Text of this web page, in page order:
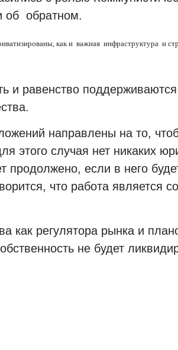
об обратном.
как и важная инфраструктура и
и равенство
направлены на то,
этого случая нет никаких
продолжено, если в него
что работа является
как регулятора рынка и
не будет